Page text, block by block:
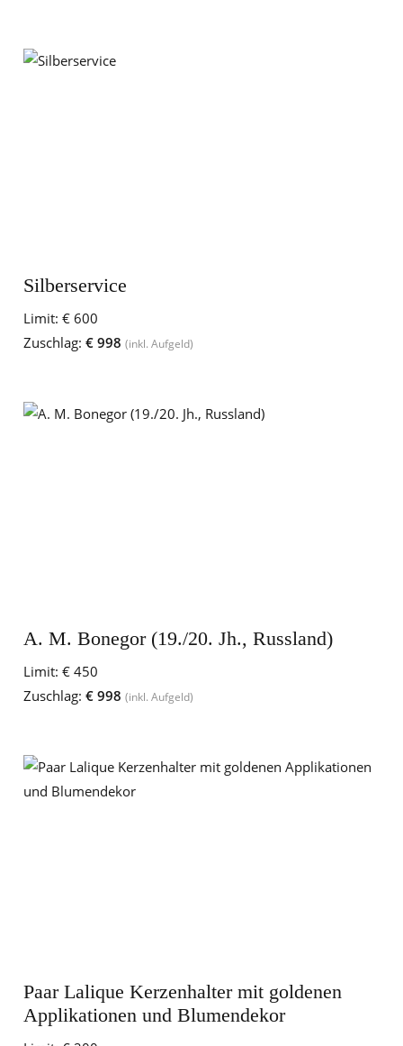
Silberservice
Limit: € 600
Zuschlag: € 998 (inkl. Aufgeld)
A. M. Bonegor (19./20. Jh., Russland)
Limit: € 450
Zuschlag: € 998 (inkl. Aufgeld)
Paar Lalique Kerzenhalter mit goldenen
Applikationen und Blumendekor